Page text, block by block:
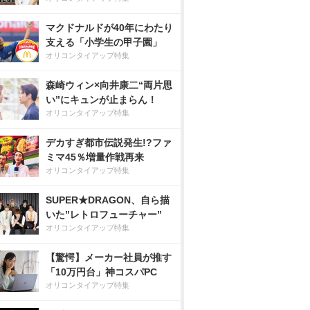
マクドナルドが40年にわたり
支える「小学生の甲子園」
オリコンタイアップ特集
森崎ウィン×向井康二“両片思
い”にキュンが止まらん！
オリコンタイアップ特集
デカすぎ都市伝説発生!?ファ
ミマ45％増量作戦再来
オリコンタイアップ特集
SUPER★DRAGON、自ら描
いた”レトロフューチャー”
オリコンタイアップ特集
【驚愕】メーカー社員が推す
「10万円台」神コスパPC
オリコンタイアップ特集